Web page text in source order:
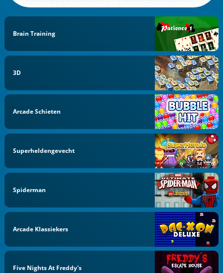
Brain Training
3D
Arcade Schieten
Superheldengevecht
Spiderman
Arcade Klassiekers
Five Nights At Freddy's